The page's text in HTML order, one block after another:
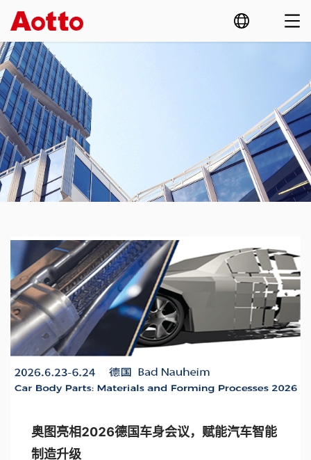
奥图亮相2026德国车身会议，赋能汽车智能
制造升级